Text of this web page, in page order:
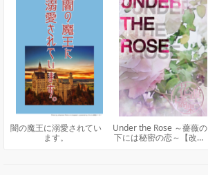
闇の魔王に溺愛されてい
ます。
Under the Rose ～薔薇の
下には秘密の恋～【改稿